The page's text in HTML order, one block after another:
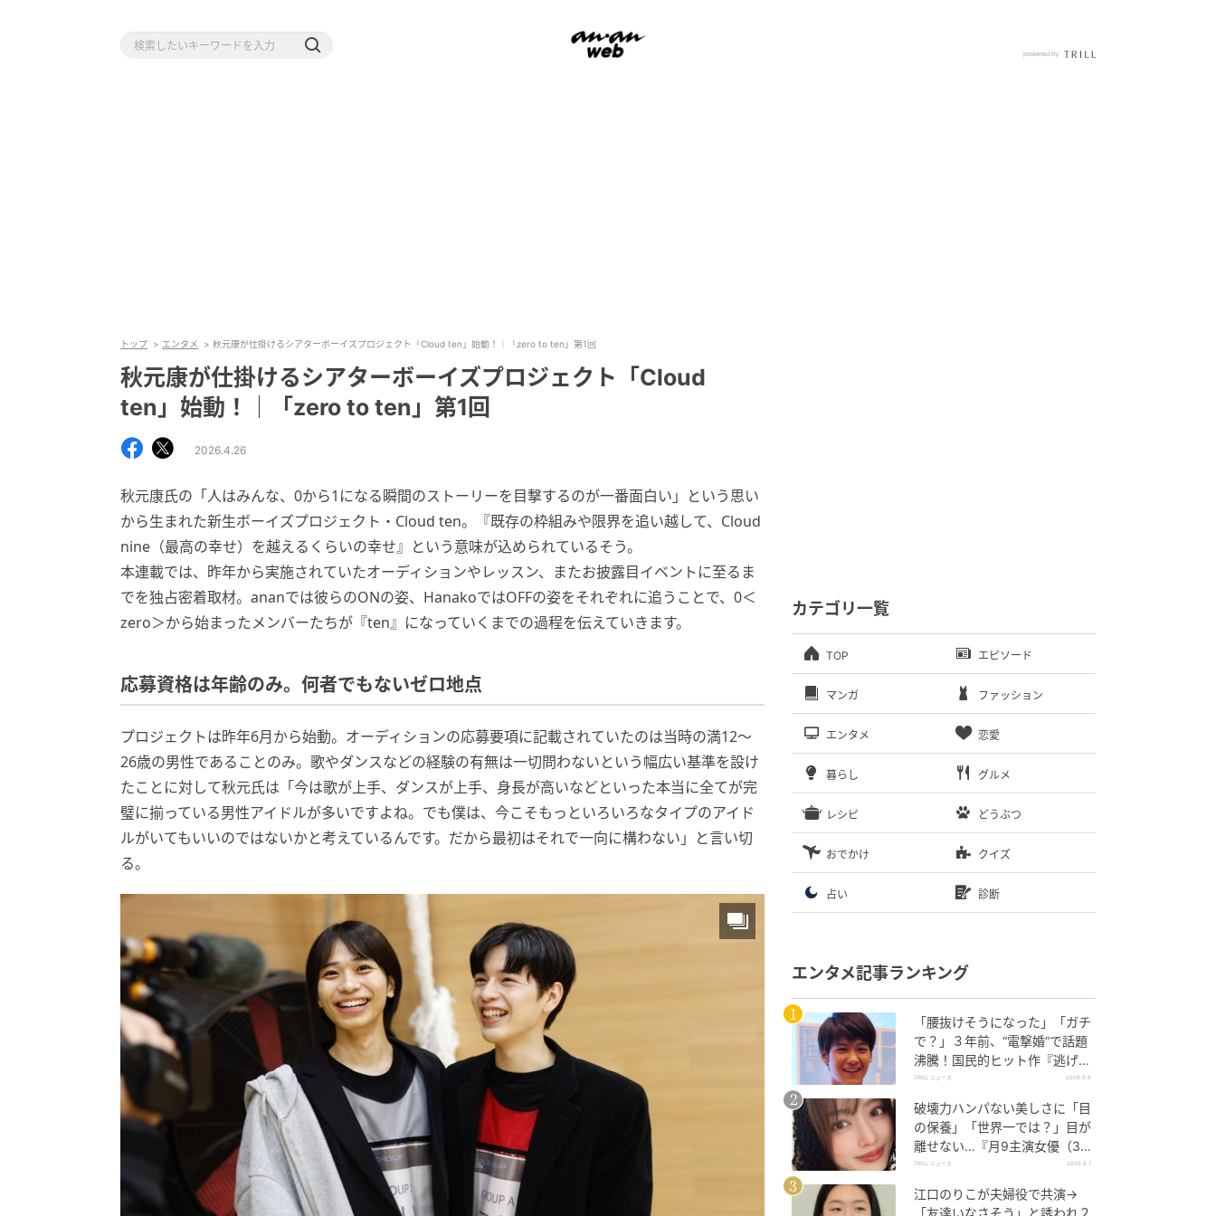
トップ エンタメ 秋元康が仕掛けるシアターボーイズプロジェクト「Cloud ten」始動！｜「zero to ten」第1回
秋元康が仕掛けるシアターボーイズプロジェクト「Cloud
ten」始動！｜「zero to ten」第1回
2026.4.26
秋元康氏の「人はみんな、0から1になる瞬間のストーリーを目撃するのが一番面白い」という思い
から生まれた新生ボーイズプロジェクト・Cloud ten。『既存の枠組みや限界を追い越して、Cloud
nine（最高の幸せ）を越えるくらいの幸せ』という意味が込められているそう。
本連載では、昨年から実施されていたオーディションやレッスン、またお披露目イベントに至るま
でを独占密着取材。ananでは彼らのONの姿、HanakoではOFFの姿をそれぞれに追うことで、0＜
zero＞から始まったメンバーたちが『ten』になっていくまでの過程を伝えていきます。
応募資格は年齢のみ。何者でもないゼロ地点
プロジェクトは昨年6月から始動。オーディションの応募要項に記載されていたのは当時の満12～
26歳の男性であることのみ。歌やダンスなどの経験の有無は一切問わないという幅広い基準を設け
たことに対して秋元氏は「今は歌が上手、ダンスが上手、身長が高いなどといった本当に全てが完
璧に揃っている男性アイドルが多いですよね。でも僕は、今こそもっといろいろなタイプのアイド
ルがいてもいいのではないかと考えているんです。だから最初はそれで一向に構わない」と言い切
る。
カテゴリ一覧
TOP エピソード
マンガ ファッション
エンタメ 恋愛
暮らし グルメ
レシピ どうぶつ
おでかけ クイズ
占い 診断
エンタメ記事ランキング
「腰抜けそうになった」「ガチ
で？」３年前、“電撃婚”で話題
沸騰！国民的ヒット作『逃げ
恥』で異彩放った【国宝級イケ
TRILL ニュース 2026.8.6
破壊力ハンパない美しさに「目
の保養」「世界一では？」目が
離せない…『月9主演女優（34
歳）』“極上”美ショットがすご
TRILL ニュース 2026.8.7
江口のりこが夫婦役で共演→
「友達いなさそう」と誘われ２